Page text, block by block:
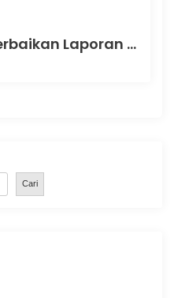
Jasa Koreksi dan Perbaikan Laporan Keuangan: Solusi Profesional untuk Memastikan Akurasi dan Kepatuhan Bisnis
Cari